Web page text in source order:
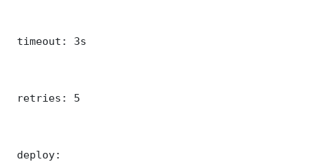
timeout: 3s
retries: 5
deploy: